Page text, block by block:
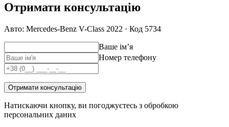
Отримати консультацію
Авто: Mercedes-Benz V-Class 2022 · Код 5734
Ваше імʼя
Номер телефону
Отримати консультацію
Натискаючи кнопку, ви погоджуєтесь з обробкою
персональних даних